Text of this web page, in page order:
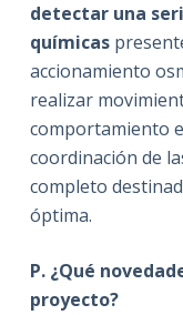
detectar una
químicas
accionamiento
realizar
comportamiento
coordinación de
completo
óptima.
P. ¿Qué
proyecto?